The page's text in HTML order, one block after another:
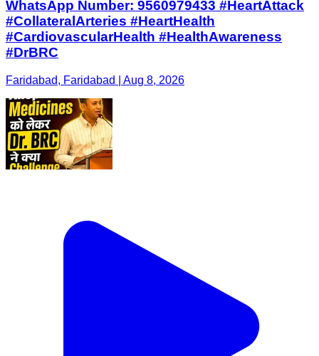
WhatsApp Number: 9560979433 #HeartAttack
#CollateralArteries #HeartHealth
#CardiovascularHealth #HealthAwareness
#DrBRC
Faridabad, Faridabad | Aug 8, 2026